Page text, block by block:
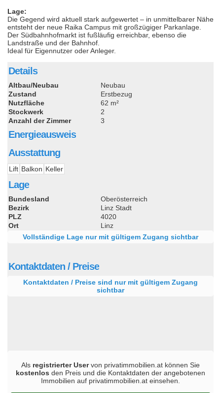
Lage:
Die Gegend wird aktuell stark aufgewertet – in unmittelbarer Nähe
entsteht der neue Raika Campus mit großzügiger Parkanlage.
Der Südbahnhofmarkt ist fußläufig erreichbar, ebenso die
Landstraße und der Bahnhof.
Ideal für Eigennutzer oder Anleger.
Details
Altbau/Neubau
Neubau
Zustand
Erstbezug
Nutzfläche
62 m²
Stockwerk
2
Anzahl der Zimmer
3
Energieausweis
Ausstattung
Lift Balkon Keller
Lage
Bundesland
Oberösterreich
Bezirk
Linz Stadt
PLZ
4020
Ort
Linz
Vollständige Lage nur mit gültigem Zugang sichtbar
Kontaktdaten / Preise
Kontaktdaten / Preise sind nur mit gültigem Zugang
sichtbar
Als registrierter Uservon privatimmobilien.at können Sie
kostenlos den Preis und die Kontaktdaten der angebotenen
Immobilien auf privatimmobilien.at einsehen.